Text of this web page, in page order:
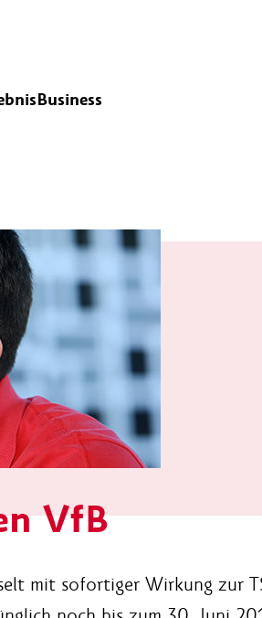
Business
VfB
mit sofortiger Wirkung zur